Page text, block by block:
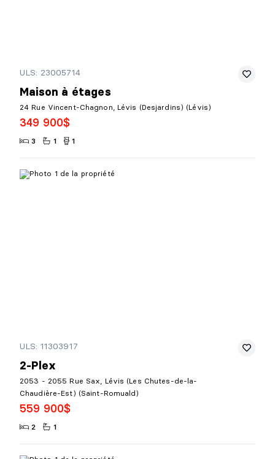
ULS: 23005714
Maison à étages
24 Rue Vincent-Chagnon, Lévis (Desjardins) (Lévis)
349 900$
3 1 1
ULS: 11303917
2-Plex
2053 - 2055 Rue Sax, Lévis (Les Chutes-de-la-
Chaudière-Est) (Saint-Romuald)
559 900$
2 1